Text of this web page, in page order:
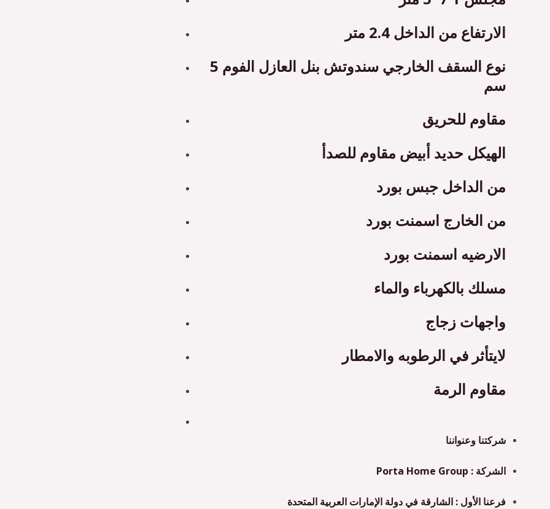
الارتفاع من الداخل 2.4 متر
نوع السقف الخارجي سندوتش بنل العازل الفوم 5
سم
مقاوم للحريق
الهيكل حديد أبيض مقاوم للصدأ
من الداخل جبس بورد
من الخارج اسمنت بورد
الارضيه اسمنت بورد
مسلك بالكهرباء والماء
واجهات زجاج
لايتأثر في الرطوبه والامطار
مقاوم الرمة
شركتنا وعنواننا
الشركة : Porta Home Group
فرعنا الأول : الشارقة في دولة الإمارات العربية المتحدة